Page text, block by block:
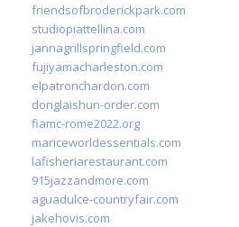
friendsofbroderickpark.com
studiopiattellina.com
jannagrillspringfield.com
fujiyamacharleston.com
elpatronchardon.com
donglaishun-order.com
fiamc-rome2022.org
mariceworldessentials.com
lafisheriarestaurant.com
915jazzandmore.com
aguadulce-countryfair.com
jakehovis.com